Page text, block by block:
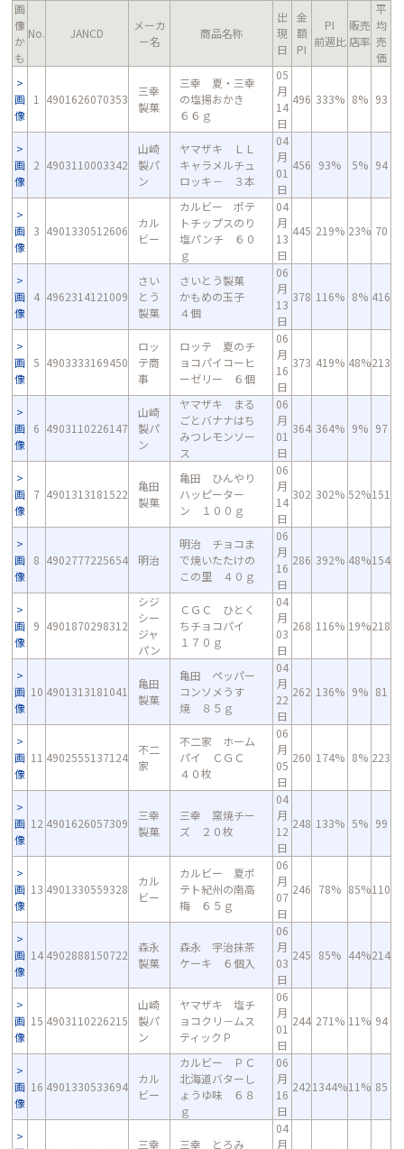
画
像
か
も
No. JANCD
メーカ
ー名
商品名称
出
現
日
金
額
PI
PI
前週比
販売
店率
平
均
売
価
画
像
1 4901626070353
三幸
製菓
三幸 夏・三幸
の塩揚おかき
６６ｇ
05
月
14
日
496 333% 8% 93
画
像
2 4903110003342
山崎
製パ
ン
ヤマザキ ＬＬ
キャラメルチュ
ロッキ－ ３本
04
月
01
日
456 93% 5% 94
画
像
3 4901330512606
カル
ビー
カルビー ポテ
トチップスのり
塩パンチ ６０
ｇ
04
月
13
日
445 219% 23% 70
画
像
4 4962314121009
さい
とう
製菓
さいとう製菓
かもめの玉子
４個
06
月
13
日
378 116% 8% 416
画
像
5 4903333169450
ロッ
テ商
事
ロッテ 夏のチ
ョコパイコーヒ
ーゼリー ６個
06
月
16
日
373 419% 48%213
画
像
6 4903110226147
山崎
製パ
ン
ヤマザキ まる
ごとバナナはち
みつレモンソー
ス
06
月
01
日
364 364% 9% 97
画
像
7 4901313181522
亀田
製菓
亀田 ひんやり
ハッピーター
ン １００ｇ
06
月
14
日
302 302% 52%151
画
像
8 4902777225654 明治
明治 チョコま
で焼いたたけの
この里 ４０ｇ
06
月
16
日
286 392% 48%154
画
像
9 4901870298312
シジ
シー
ジャ
パン
ＣＧＣ ひとく
ちチョコパイ
１７０ｇ
04
月
03
日
268 116% 19%218
画
像
10 4901313181041
亀田
製菓
亀田 ペッパー
コンソメうす
焼 ８５ｇ
04
月
22
日
262 136% 9% 81
画
像
11 4902555137124
不二
家
不二家 ホーム
パイ ＣＧＣ
４０枚
06
月
05
日
260 174% 8% 223
画
像
12 4901626057309
三幸
製菓
三幸 窯焼チー
ズ ２０枚
04
月
12
日
248 133% 5% 99
画
像
13 4901330559328
カル
ビー
カルビー 夏ポ
テト紀州の南高
梅 ６５ｇ
06
月
07
日
246 78% 85%110
画
像
14 4902888150722
森永
製菓
森永 宇治抹茶
ケーキ ６個入
06
月
03
日
245 85% 44%214
画
像
15 4903110226215
山崎
製パ
ン
ヤマザキ 塩チ
ョコクリ－ムス
ティックＰ
06
月
01
日
244 271% 11% 94
画
像
16 4901330533694
カル
ビー
カルビー ＰＣ
北海道バターし
ょうゆ味 ６８
ｇ
06
月
16
日
2421344%11% 85
三幸
三幸 とろみ
04
月